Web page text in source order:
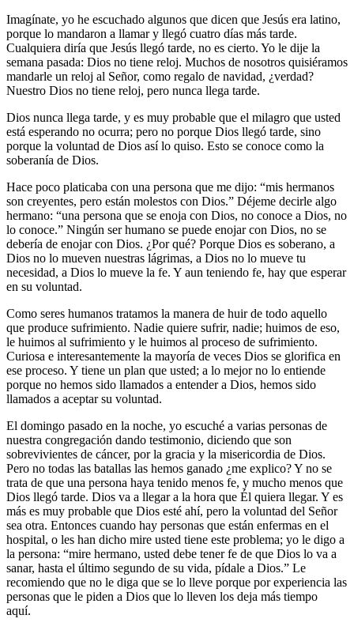
Imagínate, yo he escuchado algunos que dicen que Jesús era latino,
porque lo mandaron a llamar y llegó cuatro días más tarde.
Cualquiera diría que Jesús llegó tarde, no es cierto. Yo le dije la
semana pasada: Dios no tiene reloj. Muchos de nosotros quisiéramos
mandarle un reloj al Señor, como regalo de navidad, ¿verdad?
Nuestro Dios no tiene reloj, pero nunca llega tarde.
Dios nunca llega tarde, y es muy probable que el milagro que usted
está esperando no ocurra; pero no porque Dios llegó tarde, sino
porque la voluntad de Dios así lo quiso. Esto se conoce como la
soberanía de Dios.
Hace poco platicaba con una persona que me dijo: “mis hermanos
son creyentes, pero están molestos con Dios.” Déjeme decirle algo
hermano: “una persona que se enoja con Dios, no conoce a Dios, no
lo conoce.” Ningún ser humano se puede enojar con Dios, no se
debería de enojar con Dios. ¿Por qué? Porque Dios es soberano, a
Dios no lo mueven nuestras lágrimas, a Dios no lo mueve tu
necesidad, a Dios lo mueve la fe. Y aun teniendo fe, hay que esperar
en su voluntad.
Como seres humanos tratamos la manera de huir de todo aquello
que produce sufrimiento. Nadie quiere sufrir, nadie; huimos de eso,
le huimos al sufrimiento y le huimos al proceso de sufrimiento.
Curiosa e interesantemente la mayoría de veces Dios se glorifica en
ese proceso. Y tiene un plan que usted; a lo mejor no lo entiende
porque no hemos sido llamados a entender a Dios, hemos sido
llamados a aceptar su voluntad.
El domingo pasado en la noche, yo escuché a varias personas de
nuestra congregación dando testimonio, diciendo que son
sobrevivientes de cáncer, por la gracia y la misericordia de Dios.
Pero no todas las batallas las hemos ganado ¿me explico? Y no se
trata de que una persona haya tenido menos fe, y mucho menos que
Dios llegó tarde. Dios va a llegar a la hora que Él quiera llegar. Y es
más es muy probable que Dios esté ahí, pero la voluntad del Señor
sea otra. Entonces cuando hay personas que están enfermas en el
hospital, o les han dicho mire usted tiene este problema; yo le digo a
la persona: “mire hermano, usted debe tener fe de que Dios lo va a
sanar, hasta el último segundo de su vida, pídale a Dios.” Le
recomiendo que no le diga que se lo lleve porque por experiencia las
personas que le piden a Dios que lo lleven los deja más tiempo
aquí.